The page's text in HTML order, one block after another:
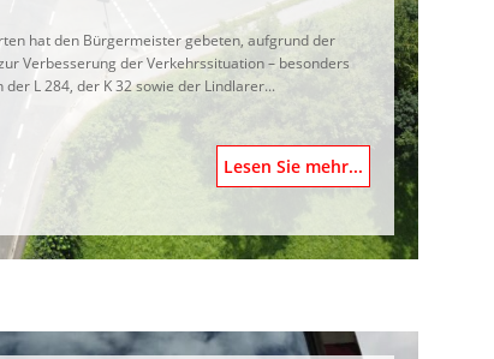
hat den Bürgermeister gebeten, aufgrund der
Verbesserung der Verkehrssituation – besonders
L 284, der K 32 sowie der Lindlarer...
Lesen Sie mehr...